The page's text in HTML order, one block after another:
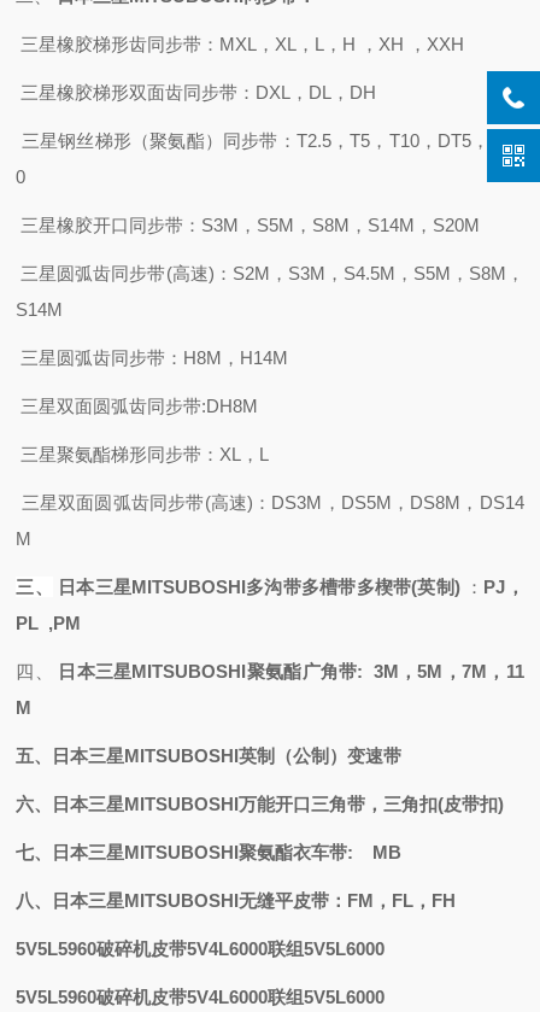
三星橡胶梯形齿同步带： MXL，XL，L，H ，XH ，XXH
三星橡胶梯形双面齿同步带： DXL，DL，DH
三星钢丝梯形（聚氨酯）同步带： T2.5，T5，T10，DT5，DT1
0
三星橡胶开口同步带： S3M，S5M，S8M，S14M，S20M
三星圆弧齿同步带(高速)：S2M，S3M，S4.5M，S5M，S8M，
S14M
三星圆弧齿同步带： H8M，H14M
三星双面圆弧齿同步带:DH8M
三星聚氨酯梯形同步带： XL，L
三星双面圆弧齿同步带(高速)：DS3M，DS5M，DS8M，DS14
M
三、 日本三星MITSUBOSHI多沟带多槽带多楔带(英制) ： PJ，
PL ,PM
四、 日本三星MITSUBOSHI聚氨酯广角带: 3M，5M，7M，11
M
五、日本三星MITSUBOSHI英制（公制）变速带
六、日本三星MITSUBOSHI万能开口三角带，三角扣(皮带扣)
七、日本三星MITSUBOSHI聚氨酯衣车带: MB
八、日本三星MITSUBOSHI无缝平皮带：FM，FL，FH
5V5L5960破碎机皮带5V4L6000联组5V5L6000
5V5L5960破碎机皮带5V4L6000联组5V5L6000